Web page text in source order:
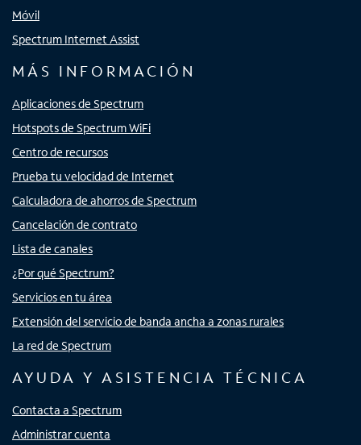
Móvil
Spectrum Internet Assist
MÁS INFORMACIÓN
Aplicaciones de Spectrum
Hotspots de Spectrum WiFi
Centro de recursos
Prueba tu velocidad de Internet
Calculadora de ahorros de Spectrum
Cancelación de contrato
Lista de canales
¿Por qué Spectrum?
Servicios en tu área
Extensión del servicio de banda ancha a zonas rurales
La red de Spectrum
AYUDA Y ASISTENCIA TÉCNICA
Contacta a Spectrum
Administrar cuenta